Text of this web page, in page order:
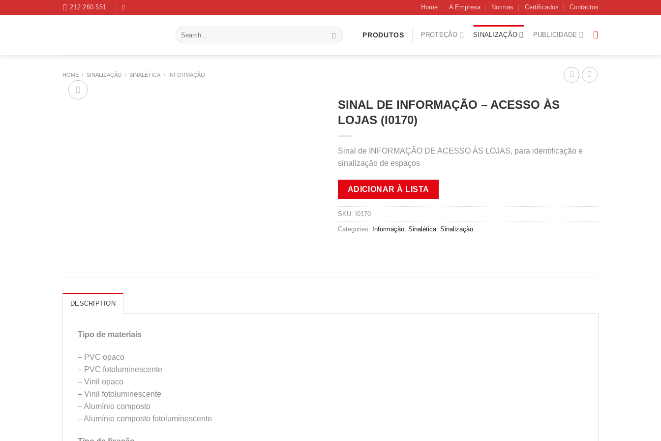
212 260 551 Home A Empresa Normas Certificados Contactos
Search
for:
PRODUTOS PROTEÇÃO SINALIZAÇÃO PUBLICIDADE
HOME / SINALIZAÇÃO / SINALÉTICA / INFORMAÇÃO
SINAL DE INFORMAÇÃO – ACESSO ÀS
LOJAS (I0170)
Sinal de INFORMAÇÃO DE ACESSO ÀS LOJAS, para identificação e
sinalização de espaços
ADICIONAR À LISTA
SKU: I0170
Categories: Informação, Sinalética, Sinalização
DESCRIPTION
Tipo de materiais
– PVC opaco
– PVC fotoluminescente
– Vinil opaco
– Vinil fotoluminescente
– Alumínio composto
– Alumínio composto fotoluminescente